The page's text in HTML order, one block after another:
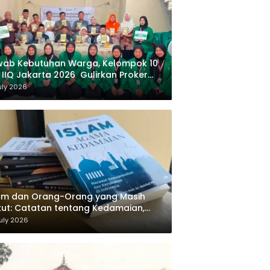
Kebutuhan Warga, Kelompok 10
IIQ Jakarta 2026 Gulirkan Proker
Al-Qur’an di Sukamanah
2026
dan Orang-Orang yang Masih
Catatan tentang Kedamaian,
dan Negara dalam
Masykuri Abdillah
2026